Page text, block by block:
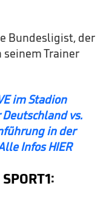
Bundesligist, der
seinem Trainer
im Stadion
Deutschland vs.
in der
Infos HIER